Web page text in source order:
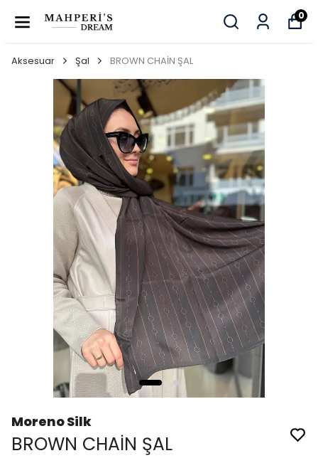
0
Aksesuar Şal BROWN CHAİN ŞAL
Moreno Silk
BROWN CHAİN ŞAL